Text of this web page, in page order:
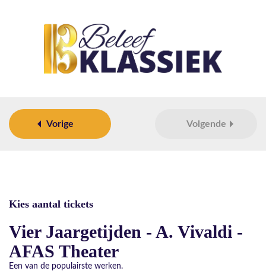
Vorige Volgende
Kies aantal tickets
Vier Jaargetijden - A. Vivaldi -
AFAS Theater
Een van de populairste werken.